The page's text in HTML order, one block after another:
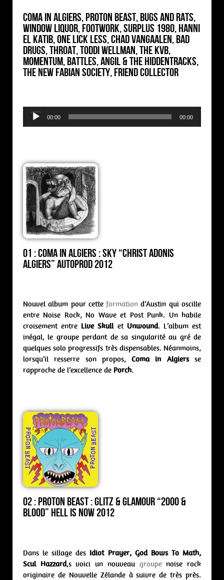
Coma in Algiers, Proton Beast, Bugs and Rats,
Window Liquor, Footwork, Surplus 1980, Hanni
El Katib, One Lick less, Chad Vangaalen, Bad
Drugs, Throat, Toddi Wellman, The KVB,
Momentum, Battles, Angil & The Hiddentracks,
The New Fabian Society, Friend Collector
Audio
Player
00:00 00:00
01 : Coma in Algiers : sky “Christ Adonis
Algiers” Autoprod 2012
Nouvel album pour cetteformation d’Austin qui oscille
entre Noise Rock, No Wave et Post Punk. Un habile
croisement entre Live Skull et Unwound. L’album est
inégal, le groupe perdant de sa singularité au gré de
quelques solo progressifs très dispensables. Néanmoins,
lorsqu’il resserre son propos,Coma in Algiersse
rapproche de l’excellence de Porch.
02 : Proton Beast : glitz & glamour “2000 &
Blood” Hell is Now 2012
Dans le sillage des Idiot Prayer, God Bows To Math,
Scul Hazzard,s voici un nouveau groupenoise rock
originaire de Nouvelle Zélande à suivre de très près.